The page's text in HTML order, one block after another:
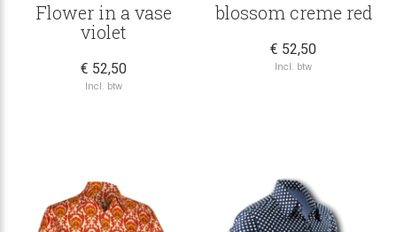
Flower in a vase
violet
€ 52,50
Incl. btw
blossom creme red
€ 52,50
Incl. btw